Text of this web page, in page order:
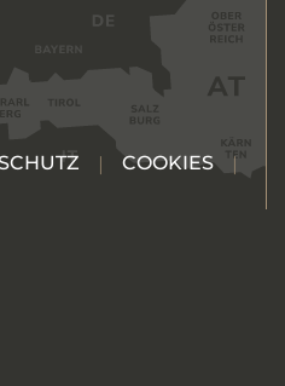
COOKIES